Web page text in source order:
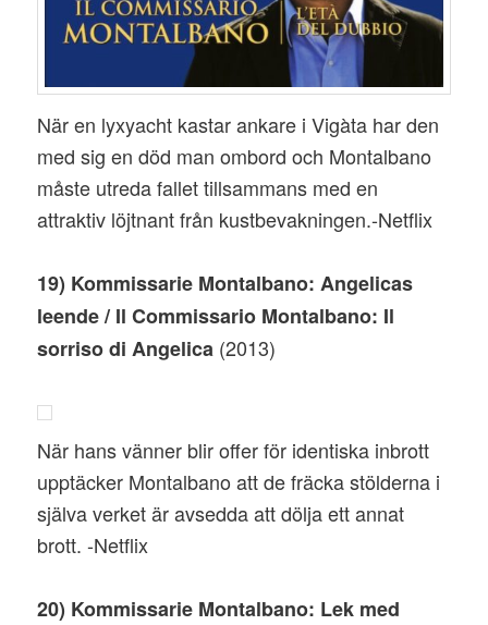
När en lyxyacht kastar ankare i Vigàta har den
med sig en död man ombord och Montalbano
måste utreda fallet tillsammans med en
attraktiv löjtnant från kustbevakningen.-Netflix
19) Kommissarie Montalbano: Angelicas
leende / Il Commissario Montalbano: Il
sorriso di Angelica (2013)
När hans vänner blir offer för identiska inbrott
upptäcker Montalbano att de fräcka stölderna i
själva verket är avsedda att dölja ett annat
brott. -Netflix
20) Kommissarie Montalbano: Lek med